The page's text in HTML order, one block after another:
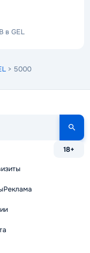
в GEL
> 5000
18+
Реклама